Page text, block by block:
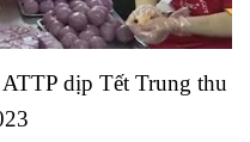
dịp Tết Trung thu